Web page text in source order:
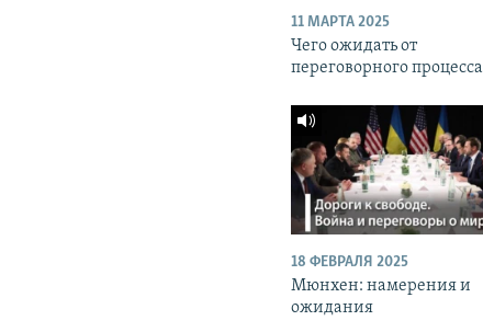
11 МАРТА 2025
Чего ожидать от
переговорного процесса
18 ФЕВРАЛЯ 2025
Мюнхен: намерения и
ожидания